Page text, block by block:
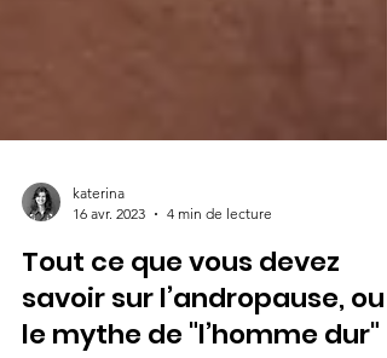
katerina
16 avr. 2023
4 min de lecture